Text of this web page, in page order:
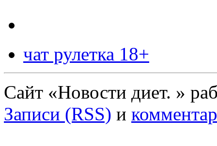
чат рулетка 18+
Сайт «Новости диет. »
Записи (RSS) и